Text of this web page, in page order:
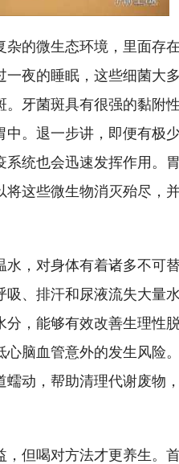
杂的微生态环境，里面存
一夜的睡眠，这些细菌大
。牙菌斑具有很强的黏附
中。退一步讲，即便有极
系统也会迅速发挥作用。
将这些微生物消灭殆尽，
水，对身体有着诸多不可
吸、排汗和尿液流失大量
分，能够有效改善生理性
心脑血管意外的发生风险
蠕动，帮助清理代谢废物
，但喝对方法才更养生。